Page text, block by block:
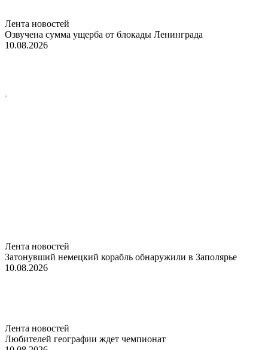
Лента новостей
Озвучена сумма ущерба от блокады Ленинграда
10.08.2026
Лента новостей
Затонувший немецкий корабль обнаружили в Заполярье
10.08.2026
Лента новостей
Любителей географии ждет чемпионат